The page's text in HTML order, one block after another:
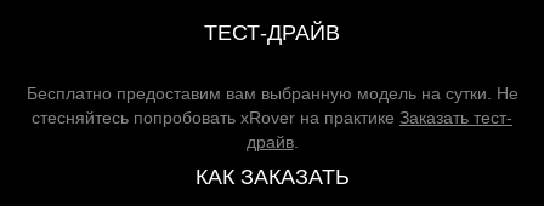
ТЕСТ-ДРАЙВ
Бесплатно предоставим вам выбранную модель на сутки. Не
стесняйтесь попробовать xRover на практике Заказать тест-
драйв.
КАК ЗАКАЗАТЬ